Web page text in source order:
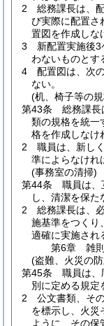
2
総務課長は、
び実際に配置さ
置図を作成しな
3
新配置実施後
わないものとす
4
配置図は、次
ない。
(机、椅子等の
第43条
総務課長
類の規格を統一
格を作成しなけ
2
職員は、新し
準によらなけれ
(事務室の清掃)
第44条
職員は、
し、清潔を保た
2
総務課長は、
施基準をつくり
適確に実施され
第6章
雑則
(盗難、火災の
第45条
職員は、
別に定める規定
2
公文書類、そ
を標示し、火災
ように、その保